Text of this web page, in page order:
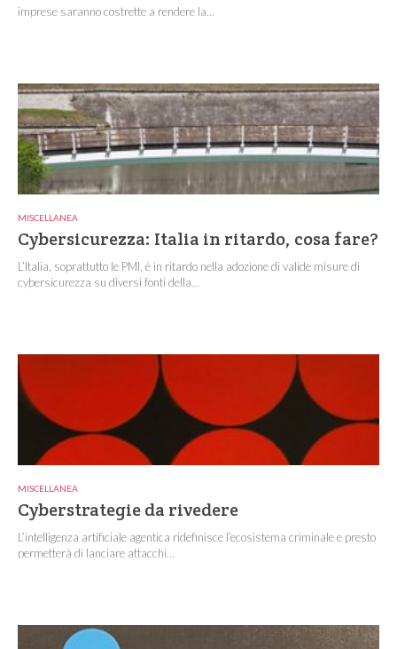
imprese saranno costrette a rendere la...
MISCELLANEA
Cybersicurezza: Italia in ritardo, cosa fare?
L’Italia, soprattutto le PMI, è in ritardo nella adozione di valide misure di
cybersicurezza su diversi fonti della...
MISCELLANEA
Cyberstrategie da rivedere
L’intelligenza artificiale agentica ridefinisce l’ecosistema criminale e presto
permetterà di lanciare attacchi...